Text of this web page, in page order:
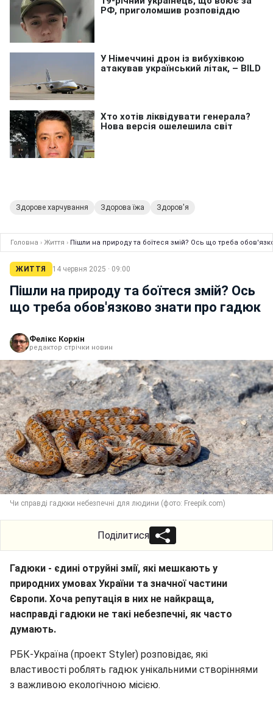
Здорове харчування Здорова їжа Здоров'я
Головна › Життя › Пішли на природу та боїтеся змій? Ось що треба
ЖИТТЯ 14 червня 2025 · 09:00
Пішли на природу та боїтеся змій? Ось
що треба обов'язково знати про гадюк
Фелікс Коркін
редактор стрічки новин
Чи справді гадюки небезпечні для людини (фото: Freepik.com)
Поділитися
Гадюки - єдині отруйні змії, які мешкають у
природних умовах України та значної частини
Європи. Хоча репутація в них не найкраща,
насправді гадюки не такі небезпечні, як часто
думають.
РБК-Україна (проект Styler) розповідає, які
властивості роблять гадюк унікальними створіннями
з важливою екологічною місією.